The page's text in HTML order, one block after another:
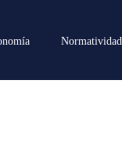
Normatividad